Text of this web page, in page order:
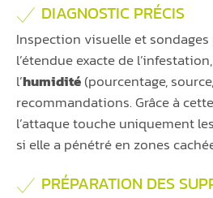
DIAGNOSTIC PRÉCIS
Inspection visuelle et
l’étendue exacte de
l’humidité(pourcentage,
recommandations. Grâce à
l’attaque touche uniquement
si elle a pénétré en zones
PRÉPARATION DES